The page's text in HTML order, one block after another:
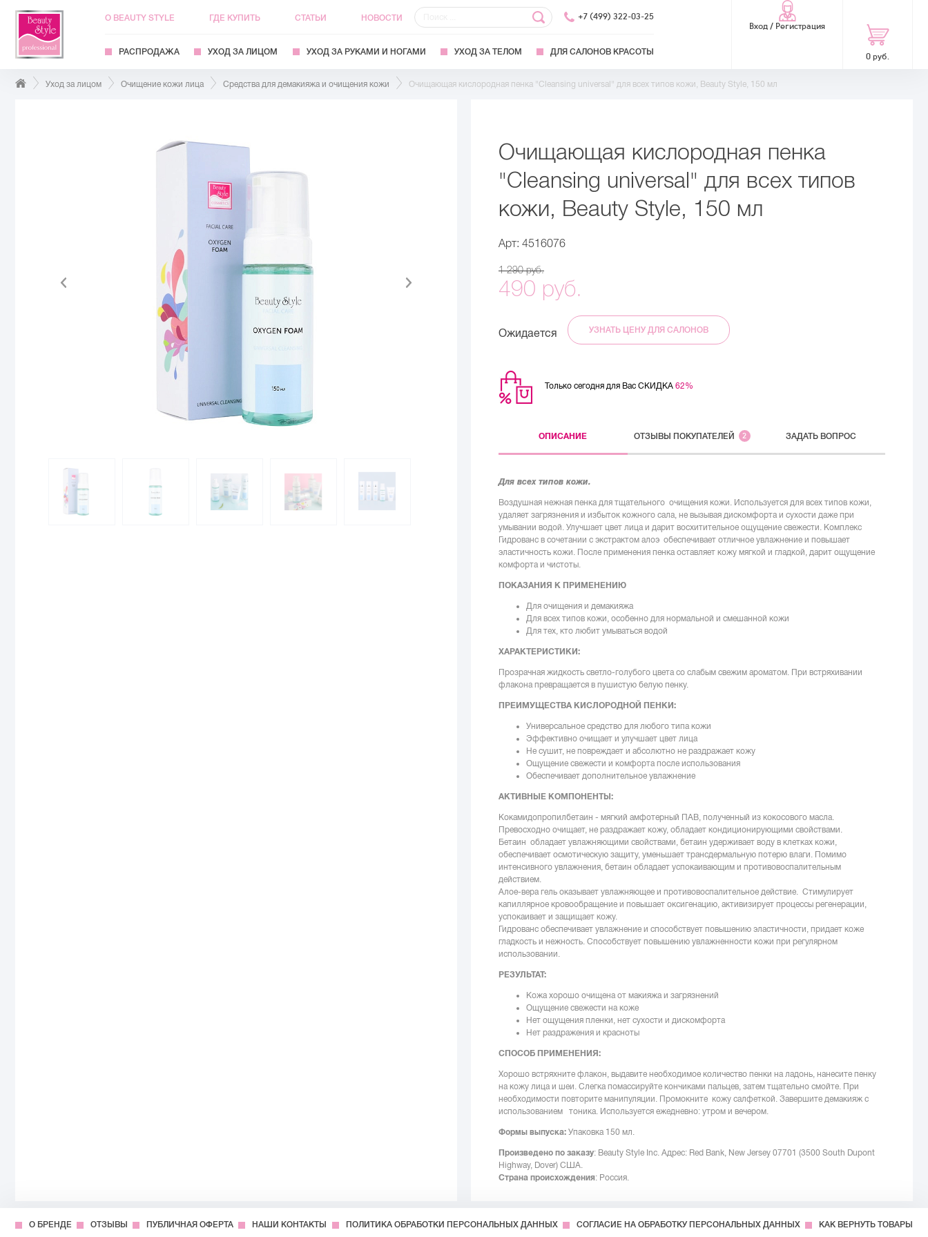
О BEAUTY STYLE ГДЕ КУПИТЬ СТАТЬИ НОВОСТИ +7 (499) 322-03-25
РАСПРОДАЖА УХОД ЗА ЛИЦОМ УХОД ЗА РУКАМИ И НОГАМИ УХОД ЗА ТЕЛОМ ДЛЯ САЛОНОВ КРАСОТЫ
Вход / Регистрация
0 руб.
Уход за лицом Очищение кожи лица Средства для демакияжа и очищения кожи Очищающая кислородная пенка "Cleansing universal" для всех типов кожи, Beauty Style, 150 мл
Очищающая кислородная пенка
"Cleansing universal" для всех типов
кожи, Beauty Style, 150 мл
Арт: 4516076
1 290 руб.
490 руб.
Ожидается УЗНАТЬ ЦЕНУ ДЛЯ САЛОНОВ
Только сегодня для Вас СКИДКА 62%
ОПИСАНИЕ ОТЗЫВЫ ПОКУПАТЕЛЕЙ 2 ЗАДАТЬ ВОПРОС
Для всех типов кожи.
Воздушная нежная пенка для тщательного очищения кожи. Используется для всех типов кожи,
удаляет загрязнения и избыток кожного сала, не вызывая дискомфорта и сухости даже при
умывании водой. Улучшает цвет лица и дарит восхитительное ощущение свежести. Комплекс
Гидрованс в сочетании с экстрактом алоэ обеспечивает отличное увлажнение и повышает
эластичность кожи. После применения пенка оставляет кожу мягкой и гладкой, дарит ощущение
комфорта и чистоты.
ПОКАЗАНИЯ К ПРИМЕНЕНИЮ
Для очищения и демакияжа
Для всех типов кожи, особенно для нормальной и смешанной кожи
Для тех, кто любит умываться водой
ХАРАКТЕРИСТИКИ:
Прозрачная жидкость светло-голубого цвета со слабым свежим ароматом. При встряхивании
флакона превращается в пушистую белую пенку.
ПРЕИМУЩЕСТВА КИСЛОРОДНОЙ ПЕНКИ:
Универсальное средство для любого типа кожи
Эффективно очищает и улучшает цвет лица
Не сушит, не повреждает и абсолютно не раздражает кожу
Ощущение свежести и комфорта после использования
Обеспечивает дополнительное увлажнение
АКТИВНЫЕ КОМПОНЕНТЫ:
Кокамидопропилбетаин - мягкий амфотерный ПАВ, полученный из кокосового масла.
Превосходно очищает, не раздражает кожу, обладает кондиционирующими свойствами.
Бетаин обладает увлажняющими свойствами, бетаин удерживает воду в клетках кожи,
обеспечивает осмотическую защиту, уменьшает трансдермальную потерю влаги. Помимо
интенсивного увлажнения, бетаин обладает успокаивающим и противовоспалительным
действием.
Алое-вера гель оказывает увлажняющее и противовоспалительное действие. Стимулирует
капиллярное кровообращение и повышает оксигенацию, активизирует процессы регенерации,
успокаивает и защищает кожу.
Гидрованс обеспечивает увлажнение и способствует повышению эластичности, придает коже
гладкость и нежность. Способствует повышению увлажненности кожи при регулярном
использовании.
РЕЗУЛЬТАТ:
Кожа хорошо очищена от макияжа и загрязнений
Ощущение свежести на коже
Нет ощущения пленки, нет сухости и дискомфорта
Нет раздражения и красноты
СПОСОБ ПРИМЕНЕНИЯ:
Хорошо встряхните флакон, выдавите необходимое количество пенки на ладонь, нанесите пенку
на кожу лица и шеи. Слегка помассируйте кончиками пальцев, затем тщательно смойте. При
необходимости повторите манипуляции. Промокните кожу салфеткой. Завершите демакияж с
использованием тоника. Используется ежедневно: утром и вечером.
Формы выпуска: Упаковка 150 мл.
Произведено по заказу: Beauty Style Inc. Адрес: Red Bank, New Jersey 07701 (3500 South Dupont
Highway, Dover) США.
Страна происхождения: Россия.
О БРЕНДЕ ОТЗЫВЫ ПУБЛИЧНАЯ ОФЕРТА НАШИ КОНТАКТЫ ПОЛИТИКА ОБРАБОТКИ ПЕРСОНАЛЬНЫХ ДАННЫХ СОГЛАСИЕ НА ОБРАБОТКУ ПЕРСОНАЛЬНЫХ ДАННЫХ КАК ВЕРНУТЬ ТОВАРЫ